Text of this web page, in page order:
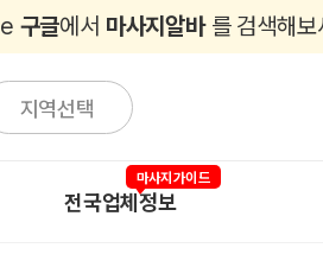
구글에서 마사지알바 를 검색해보
지역선택
전국업체정보
마사지가이드